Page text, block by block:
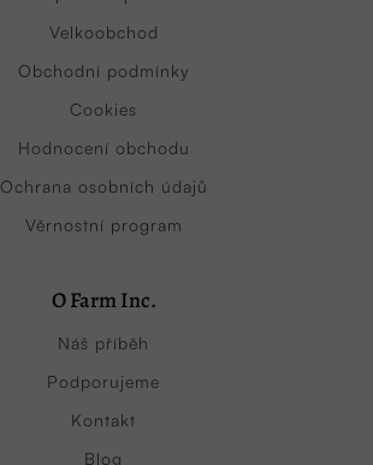
Velkoobchod
Obchodní podmínky
Cookies
Hodnocení obchodu
Ochrana osobních údajů
Věrnostní program
O Farm Inc.
Náš příběh
Podporujeme
Kontakt
Blog